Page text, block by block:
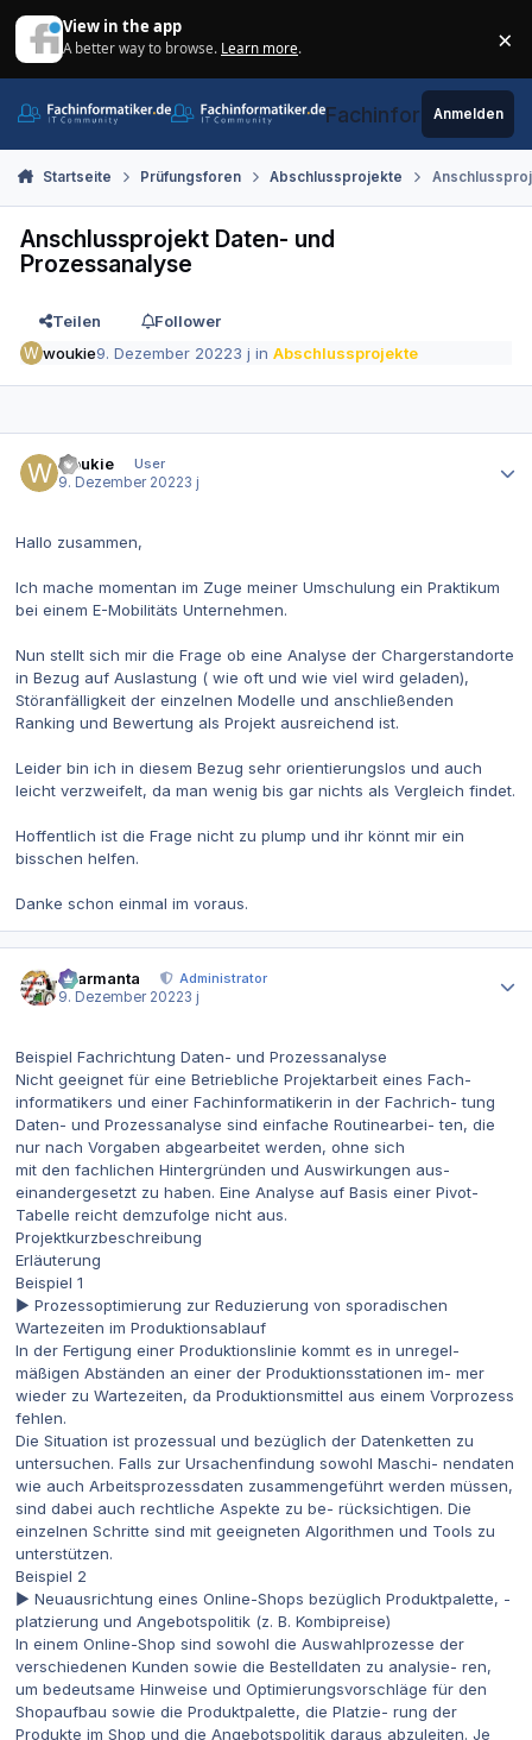
View in the app
A better way to browse. Learn more. ×
Fachinformatiker.de
Anmelden
Startseite Prüfungsforen Abschlussprojekte
Anschlussprojekt Daten- und
Prozessanalyse
Teilen
Follower
woukie9. Dezember 20223 j inAbschlussprojekte
woukie
User
9. Dezember 20223 j
Hallo zusammen,
Ich mache momentan im Zuge meiner Umschulung ein Praktikum
bei einem E-Mobilitäts Unternehmen.
Nun stellt sich mir die Frage ob eine Analyse der Chargerstandorte
in Bezug auf Auslastung ( wie oft und wie viel wird geladen),
Störanfälligkeit der einzelnen Modelle und anschließenden
Ranking und Bewertung als Projekt ausreichend ist.
Leider bin ich in diesem Bezug sehr orientierungslos und auch
leicht verzweifelt, da man wenig bis gar nichts als Vergleich findet.
Hoffentlich ist die Frage nicht zu plump und ihr könnt mir ein
bisschen helfen.
Danke schon einmal im voraus.
charmanta
Administrator
9. Dezember 20223 j
Beispiel Fachrichtung Daten- und Prozessanalyse
Nicht geeignet für eine Betriebliche Projektarbeit eines Fach-
informatikers und einer Fachinformatikerin in der Fachrich- tung
Daten- und Prozessanalyse sind einfache Routinearbei- ten, die
nur nach Vorgaben abgearbeitet werden, ohne sich
mit den fachlichen Hintergründen und Auswirkungen aus-
einandergesetzt zu haben. Eine Analyse auf Basis einer Pivot-
Tabelle reicht demzufolge nicht aus.
Projektkurzbeschreibung
Erläuterung
Beispiel 1
▶ Prozessoptimierung zur Reduzierung von sporadischen
Wartezeiten im Produktionsablauf
In der Fertigung einer Produktionslinie kommt es in unregel-
mäßigen Abständen an einer der Produktionsstationen im- mer
wieder zu Wartezeiten, da Produktionsmittel aus einem Vorprozess
fehlen.
Die Situation ist prozessual und bezüglich der Datenketten zu
untersuchen. Falls zur Ursachenfindung sowohl Maschi- nendaten
wie auch Arbeitsprozessdaten zusammengeführt werden müssen,
sind dabei auch rechtliche Aspekte zu be- rücksichtigen. Die
einzelnen Schritte sind mit geeigneten Algorithmen und Tools zu
unterstützen.
Beispiel 2
▶ Neuausrichtung eines Online-Shops bezüglich Produktpalette, -
platzierung und Angebotspolitik (z. B. Kombipreise)
In einem Online-Shop sind sowohl die Auswahlprozesse der
verschiedenen Kunden sowie die Bestelldaten zu analysie- ren,
um bedeutsame Hinweise und Optimierungsvorschläge für den
Shopaufbau sowie die Produktpalette, die Platzie- rung der
Produkte im Shop und die Angebotspolitik daraus abzuleiten. Je